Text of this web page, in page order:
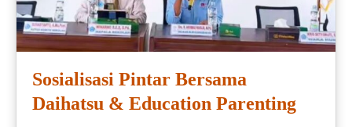
Sosialisasi Pintar Bersama
Daihatsu & Education Parenting